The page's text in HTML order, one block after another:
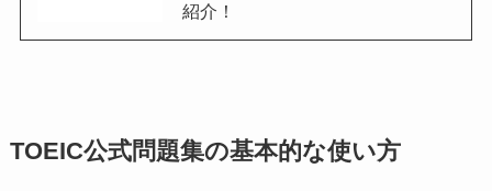
紹介！
TOEIC公式問題集の基本的な使い方